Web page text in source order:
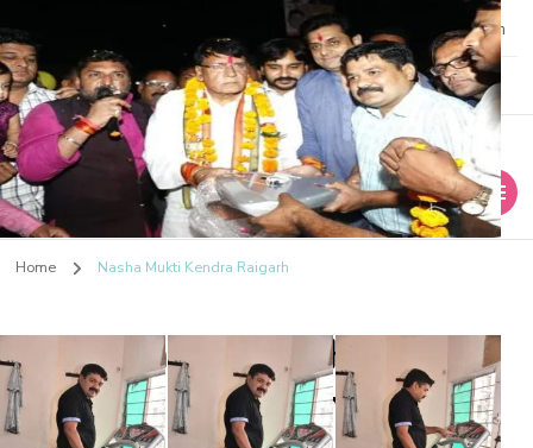
shuddhinashamuktikendra@gmail.com
Shuddhi Nasha
Mukti Kendra
Nasha Mukti Evam Punarvas Kendra
Home Nasha Mukti Kendra Raigarh
Nasha Mukti Kendra
Raigarh